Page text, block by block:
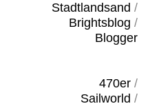
Stadtlandsand /
Brightsblog /
Blogger
470er/
Sailworld /